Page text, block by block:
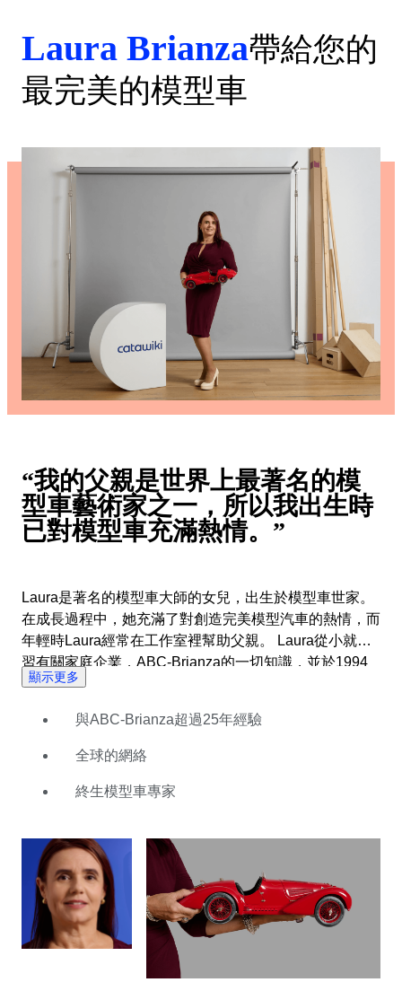
Laura Brianza帶給您的
最完美的模型車
“我的父親是世界上最著名的模
型車藝術家之一，所以我出生時
已對模型車充滿熱情。”
Laura是著名的模型車大師的女兒，出生於模型車世家。
在成長過程中，她充滿了對創造完美模型汽車的熱情，而
年輕時Laura經常在工作室裡幫助父親。 Laura從小就學
習有關家庭企業，ABC-Brianza的一切知識，並於1994
年成為商業總監。今天，該公司繼續生產新型汽車，並以
知識和全球聯繫，於2020年加入Catawiki。她很高興能
夠與來自世界各地的收藏家分享她對模型汽車生產的獨特
顯示更多
與ABC-Brianza超過25年經驗
全球的網絡
終生模型車專家